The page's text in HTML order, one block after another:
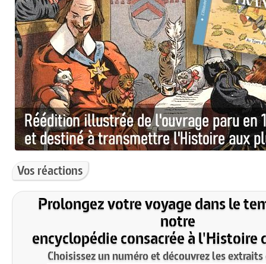
Vos réactions
Prolongez votre voyage dans le
notre
encyclopédie consacrée à l'Histoire
Choisissez un numéro et découvrez les